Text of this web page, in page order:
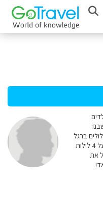
הפורום! אנחנו משפחה עם 3 ילדים
בערב של 5/10. חשבנו
ברגל
בדרגת קושי קלה עד בינונית. ככה שחשבנו על 4 לילות
את